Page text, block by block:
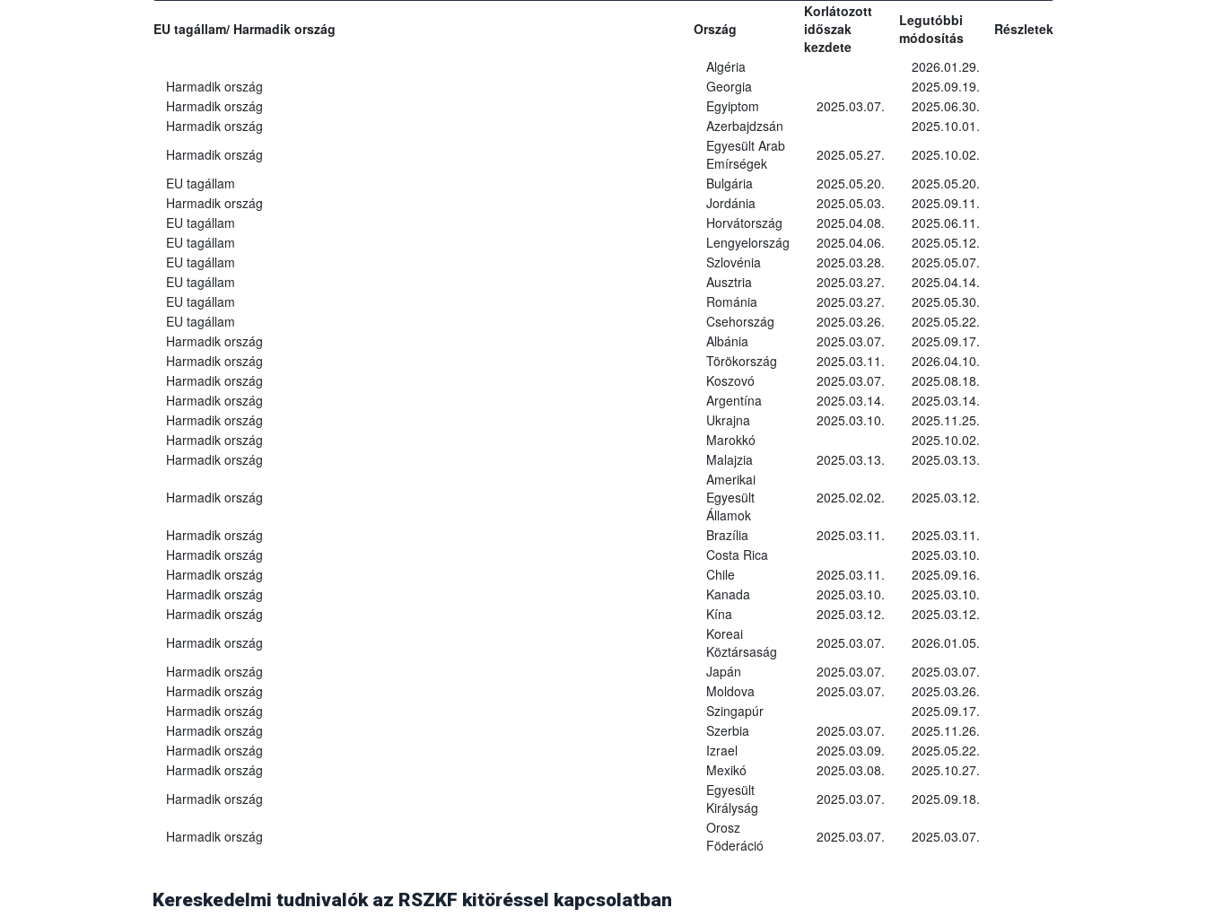
EU tagállam/ Harmadik ország Ország
Korlátozott
időszak
kezdete
Legutóbbi
módosítás
Részletek
Algéria
2026.01.29.
Harmadik ország
Georgia
2025.09.19.
Harmadik ország
Egyiptom 2025.03.07.
2025.06.30.
Harmadik ország
Azerbajdzsán
2025.10.01.
Harmadik ország
Egyesült Arab
Emírségek
2025.05.27.
2025.10.02.
EU tagállam
Bulgária 2025.05.20.
2025.05.20.
Harmadik ország
Jordánia 2025.05.03.
2025.09.11.
EU tagállam
Horvátország 2025.04.08.
2025.06.11.
EU tagállam
Lengyelország 2025.04.06.
2025.05.12.
EU tagállam
Szlovénia 2025.03.28.
2025.05.07.
EU tagállam
Ausztria 2025.03.27.
2025.04.14.
EU tagállam
Románia 2025.03.27.
2025.05.30.
EU tagállam
Csehország 2025.03.26.
2025.05.22.
Harmadik ország
Albánia 2025.03.07.
2025.09.17.
Harmadik ország
Törökország 2025.03.11.
2026.04.10.
Harmadik ország
Koszovó 2025.03.07.
2025.08.18.
Harmadik ország
Argentína 2025.03.14.
2025.03.14.
Harmadik ország
Ukrajna 2025.03.10.
2025.11.25.
Harmadik ország
Marokkó
2025.10.02.
Harmadik ország
Malajzia 2025.03.13. 2025.03.13.
Harmadik ország
Amerikai
Egyesült
Államok
2025.02.02. 2025.03.12.
Harmadik ország Brazília 2025.03.11.
2025.03.11.
Harmadik ország
Costa Rica
2025.03.10.
Harmadik ország
Chile 2025.03.11.
2025.09.16.
Harmadik ország
Kanada 2025.03.10.
2025.03.10.
Harmadik ország
Kína 2025.03.12.
2025.03.12.
Harmadik ország
Koreai
Köztársaság
2025.03.07.
2026.01.05.
Harmadik ország
Japán 2025.03.07.
2025.03.07.
Harmadik ország
Moldova 2025.03.07.
2025.03.26.
Harmadik ország
Szingapúr
2025.09.17.
Harmadik ország
Szerbia 2025.03.07.
2025.11.26.
Harmadik ország
Izrael 2025.03.09.
2025.05.22.
Harmadik ország
Mexikó 2025.03.08.
2025.10.27.
Harmadik ország
Egyesült
Királyság
2025.03.07. 2025.09.18.
Harmadik ország
Orosz
Föderáció
2025.03.07. 2025.03.07.
Kereskedelmi tudnivalók az RSZKF kitöréssel kapcsolatban
Georgia
árukra vonatkozó összes vonatkozó korlátozást feloldották.